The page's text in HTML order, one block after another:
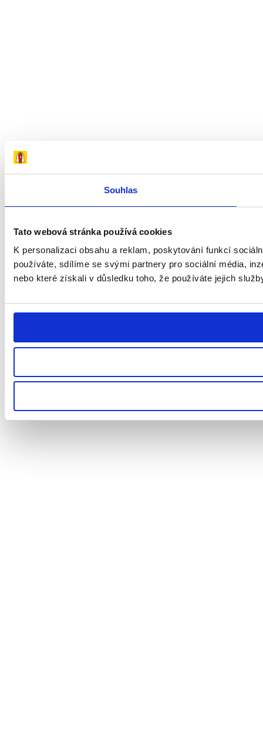
Souhlas
Tato webová stránka používá cookies
K personalizaci obsahu a reklam, poskytování funkcí
používáte, sdílíme se svými partnery pro sociální média,
nebo které získali v důsledku toho, že používáte jejich